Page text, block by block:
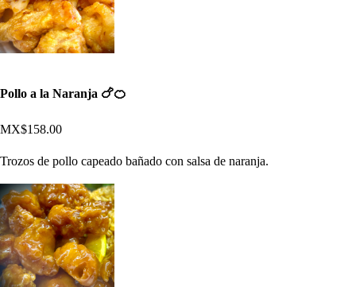
Pollo a la Naranja 🍗🍊
MX$158.00
Trozos de pollo capeado bañado con salsa de naranja.